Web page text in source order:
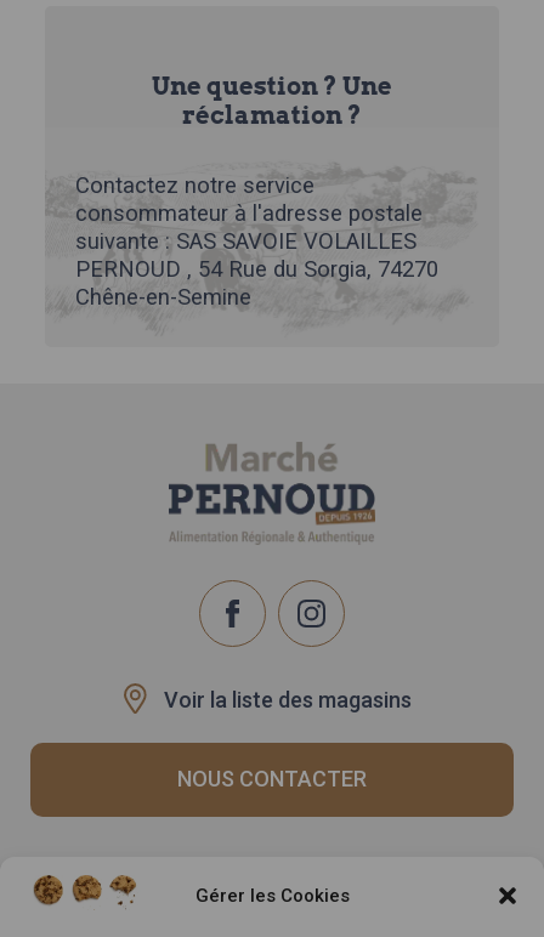
Gérer les Cookies
Une question ? Une
réclamation ?
Contactez notre service
consommateur à l'adresse postale
suivante : SAS SAVOIE VOLAILLES
PERNOUD , 54 Rue du Sorgia, 74270
Chêne-en-Semine
Voir la liste des magasins
NOUS CONTACTER
Recrutement
Rappels produits